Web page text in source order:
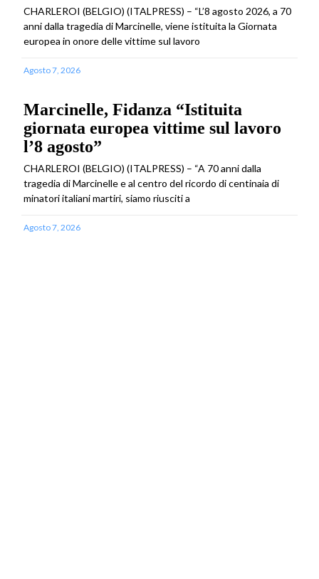
CHARLEROI (BELGIO) (ITALPRESS) – “L’8 agosto 2026, a 70
anni dalla tragedia di Marcinelle, viene istituita la Giornata
europea in onore delle vittime sul lavoro
Agosto 7, 2026
Marcinelle, Fidanza “Istituita
giornata europea vittime sul lavoro
l’8 agosto”
CHARLEROI (BELGIO) (ITALPRESS) – “A 70 anni dalla
tragedia di Marcinelle e al centro del ricordo di centinaia di
minatori italiani martiri, siamo riusciti a
Agosto 7, 2026